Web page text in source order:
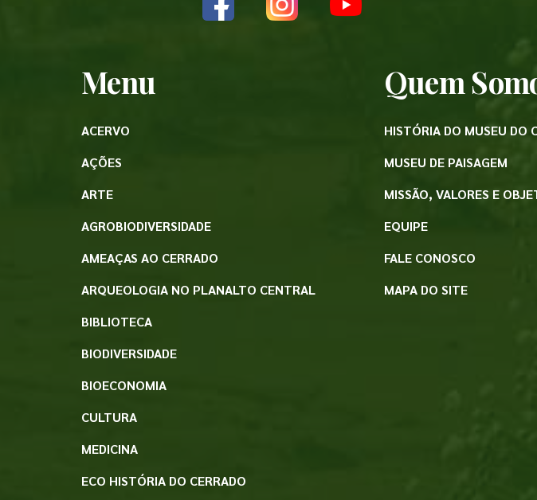
Menu
ACERVO
AÇÕES
ARTE
AGROBIODIVERSIDADE
AMEAÇAS AO CERRADO
ARQUEOLOGIA NO PLANALTO CENTRAL
BIBLIOTECA
BIODIVERSIDADE
BIOECONOMIA
CULTURA
MEDICINA
ECO HISTÓRIA DO CERRADO
Quem
HISTÓRIA DO MUSEU DO
MUSEU DE PAISAGEM
MISSÃO, VALORES E
EQUIPE
FALE CONOSCO
MAPA DO SITE